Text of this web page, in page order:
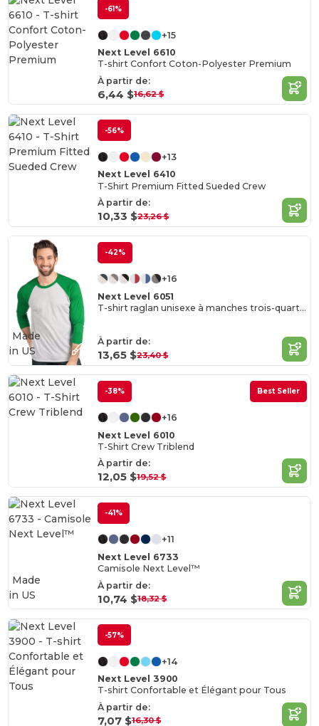
-61%
+15
Next Level 6610
T-shirt Confort Coton-Polyester Premium
À partir de:
6,44 $16,62 $
-56%
+13
Next Level 6410
T-Shirt Premium Fitted Sueded Crew
À partir de:
10,33 $23,26 $
-42%
+16
Next Level 6051
T-shirt raglan unisexe à manches trois-quarts en tri-blende
À partir de:
13,65 $23,40 $
Made
in US
-38% Best Seller
+16
Next Level 6010
T-Shirt Crew Triblend
À partir de:
12,05 $19,52 $
-41%
+11
Next Level 6733
Camisole Next Level™
À partir de:
10,74 $18,32 $
Made
in US
-57%
+14
Next Level 3900
T-shirt Confortable et Élégant pour Tous
À partir de:
7,07 $16,30 $